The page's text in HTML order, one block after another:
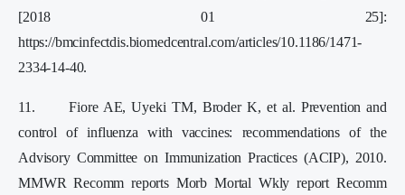
[2018 01 25]:
https://bmcinfectdis.biomedcentral.com/articles/10.1186/1471-
2334-14-40.
11. Fiore AE, Uyeki TM, Broder K, et al. Prevention and
control of influenza with vaccines: recommendations of the
Advisory Committee on Immunization Practices (ACIP), 2010.
MMWR Recomm reports Morb Mortal Wkly report Recomm